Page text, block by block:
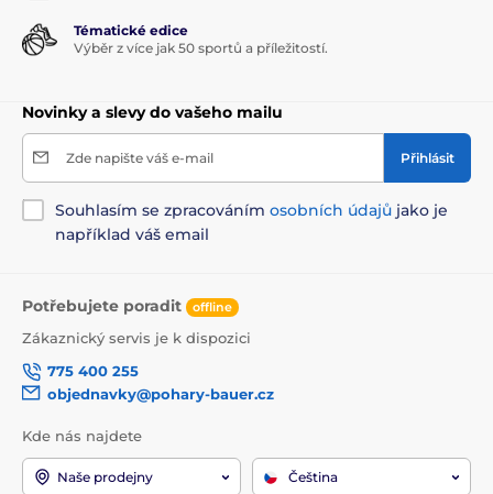
Tématické edice
Výběr z více jak 50 sportů a příležitostí.
Novinky a slevy do vašeho mailu
Zde napište váš e-mail Přihlásit
Souhlasím se zpracováním osobních údajů jako je
například váš email
Potřebujete poradit offline
Zákaznický servis je k dispozici
775 400 255
objednavky@pohary-bauer.cz
Kde nás najdete
Naše prodejny Čeština